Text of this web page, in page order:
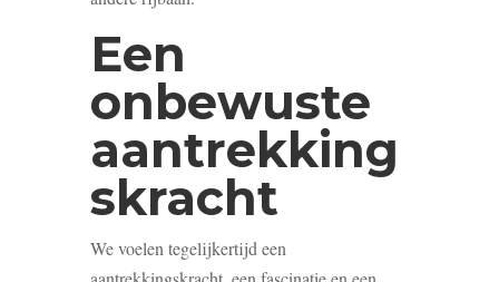
Een
onbewuste
aantrekking
skracht
We voelen tegelijkertijd een